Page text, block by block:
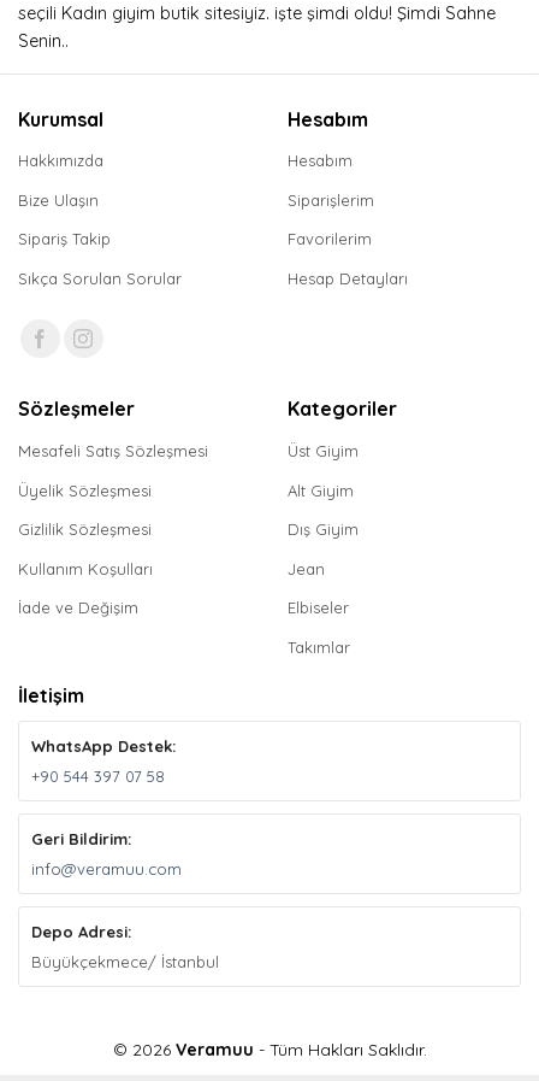
seçili Kadın giyim butik sitesiyiz. işte şimdi oldu! Şimdi Sahne
Senin..
Kurumsal
Hakkımızda
Bize Ulaşın
Sipariş Takip
Sıkça Sorulan Sorular
Hesabım
Hesabım
Siparişlerim
Favorilerim
Hesap Detayları
Sözleşmeler
Mesafeli Satış Sözleşmesi
Üyelik Sözleşmesi
Gizlilik Sözleşmesi
Kullanım Koşulları
İade ve Değişim
Kategoriler
Üst Giyim
Alt Giyim
Dış Giyim
Jean
Elbiseler
Takımlar
İletişim
WhatsApp Destek:
+90 544 397 07 58
Geri Bildirim:
info@veramuu.com
Depo Adresi:
Büyükçekmece/ İstanbul
© 2026 Veramuu - Tüm Hakları Saklıdır.